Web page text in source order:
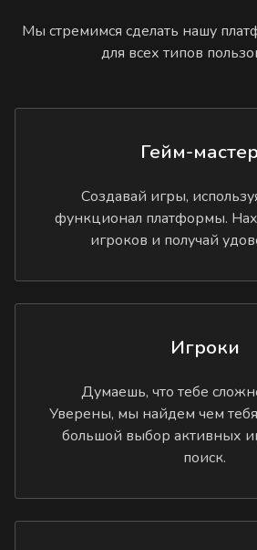
Мы стремимся сделать нашу
для всех типов
Гейм-
Создавай игры,
функционал платформы.
игроков и получай
Игроки
Думаешь, что тебе
Уверены, мы найдем чем
большой выбор активных
поиск.